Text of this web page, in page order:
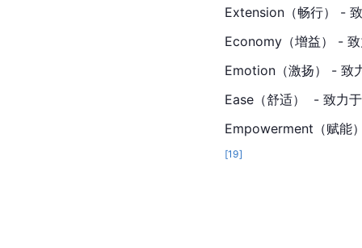
Extension（畅行） -
Economy（增益） -
Emotion（激扬） - 致
Ease（舒适）  - 致力
Empowerment（赋能
[19]